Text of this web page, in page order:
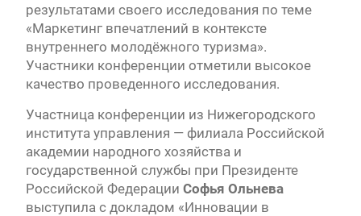
результатами своего исследования по теме
«Маркетинг впечатлений в контексте
внутреннего молодёжного туризма».
Участники конференции отметили высокое
качество проведенного исследования.
Участница конференции из Нижегородского
института управления — филиала Российской
академии народного хозяйства и
государственной службы при Президенте
Российской Федерации Софья Ольнева
выступила с докладом «Инновации в